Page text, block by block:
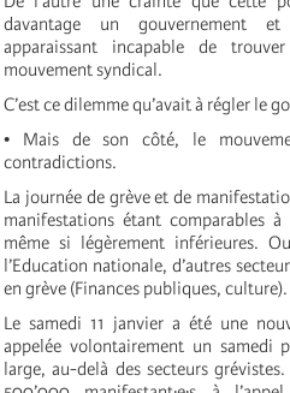
davantage un gouvernement
apparaissant incapable de
mouvement syndical.
C’est ce dilemme qu’avait à régler le
• Mais de son côté, le
contradictions.
La journée de grève et de
manifestations étant comparables
même si légèrement inférieures.
l’Education nationale, d’autres
en grève (Finances publiques, culture).
Le samedi 11 janvier a été une
appelée volontairement un samedi
large, au-delà des secteurs